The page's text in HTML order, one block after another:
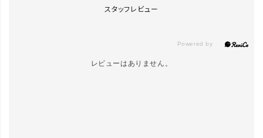
スタッフレビュー
レビューはありません。